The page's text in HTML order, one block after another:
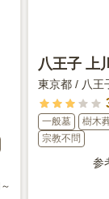
八王子 上
東京都 / 八王
一般墓 樹木
宗教不問
参